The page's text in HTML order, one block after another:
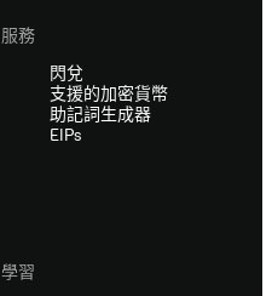
服務
閃兌
支援的加密貨幣
助記詞生成器
EIPs
學習